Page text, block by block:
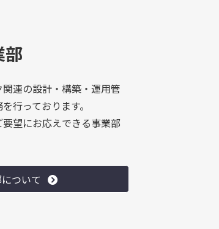
部
連の設計・構築・運用管
行っております。
望にお応えできる事業部
ついて